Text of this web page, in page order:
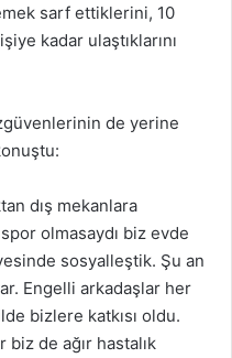
sarf ettiklerini, 10
kadar ulaştıklarını
de yerine
dış mekanlara
olmasaydı biz evde
sosyalleştik. Şu an
Engelli arkadaşlar her
bizlere katkısı oldu.
de ağır hastalık